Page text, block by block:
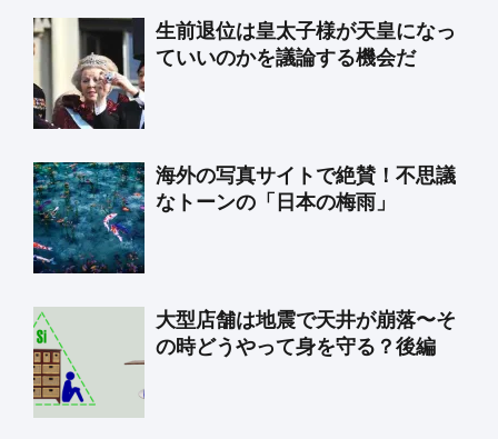
生前退位は皇太子様が天皇になっ
ていいのかを議論する機会だ
海外の写真サイトで絶賛！不思議
なトーンの「日本の梅雨」
大型店舗は地震で天井が崩落〜そ
の時どうやって身を守る？後編